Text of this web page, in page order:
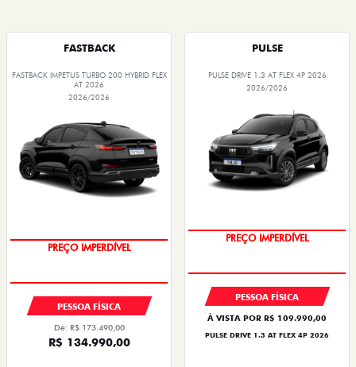
FASTBACK
FASTBACK IMPETUS TURBO 200 HYBRID FLEX
AT 2026
2026/2026
PREÇO IMPERDÍVEL
PESSOA FÍSICA
De: R$ 173.490,00
R$ 134.990,00
PULSE
PULSE DRIVE 1.3 AT FLEX 4P 2026
2026/2026
PREÇO IMPERDÍVEL
PESSOA FÍSICA
À VISTA POR R$ 109.990,00
PULSE DRIVE 1.3 AT FLEX 4P 2026